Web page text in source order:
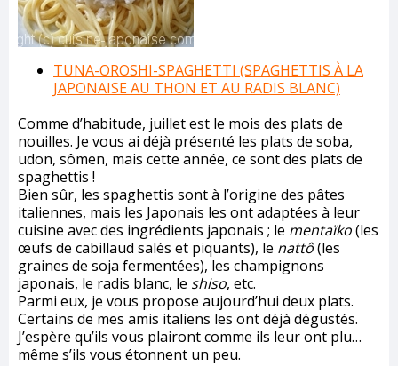
TUNA-OROSHI-SPAGHETTI (SPAGHETTIS À LA
JAPONAISE AU THON ET AU RADIS BLANC)
Comme d’habitude, juillet est le mois des plats de
nouilles. Je vous ai déjà présenté les plats de soba,
udon, sômen, mais cette année, ce sont des plats de
spaghettis !
Bien sûr, les spaghettis sont à l’origine des pâtes
italiennes, mais les Japonais les ont adaptées à leur
cuisine avec des ingrédients japonais ; le mentaïko(les
œufs de cabillaud salés et piquants), le nattô(les
graines de soja fermentées), les champignons
japonais, le radis blanc, le shiso, etc.
Parmi eux, je vous propose aujourd’hui deux plats.
Certains de mes amis italiens les ont déjà dégustés.
J’espère qu’ils vous plairont comme ils leur ont plu…
même s’ils vous étonnent un peu.